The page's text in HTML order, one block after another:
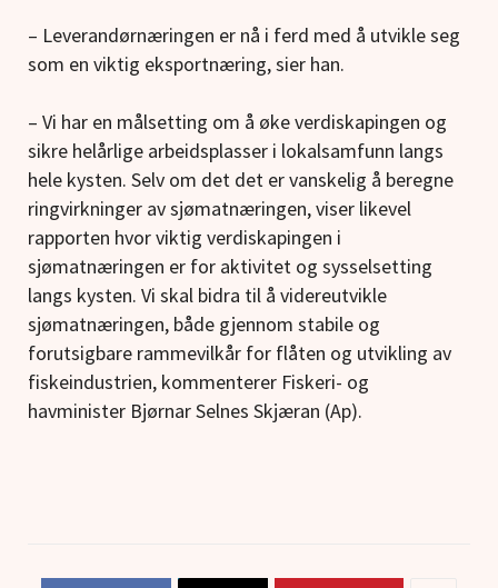
– Leverandørnæringen er nå i ferd med å utvikle seg
som en viktig eksportnæring, sier han.
– Vi har en målsetting om å øke verdiskapingen og
sikre helårlige arbeidsplasser i lokalsamfunn langs
hele kysten. Selv om det det er vanskelig å beregne
ringvirkninger av sjømatnæringen, viser likevel
rapporten hvor viktig verdiskapingen i
sjømatnæringen er for aktivitet og sysselsetting
langs kysten. Vi skal bidra til å videreutvikle
sjømatnæringen, både gjennom stabile og
forutsigbare rammevilkår for flåten og utvikling av
fiskeindustrien, kommenterer Fiskeri- og
havminister Bjørnar Selnes Skjæran (Ap).